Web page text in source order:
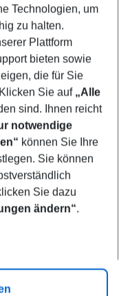
Technologien, um
zu halten.
Plattform
bieten sowie
die für Sie
Sie auf „Alle
sind. Ihnen reicht
notwendige
können Sie Ihre
Sie können
Sie dazu
ändern“.